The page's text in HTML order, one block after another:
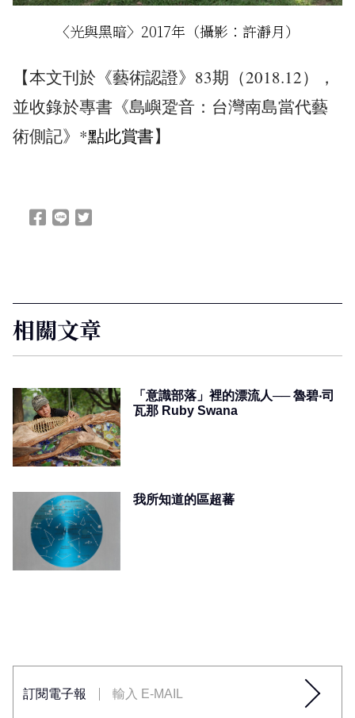
〈光與黑暗〉2017年（攝影：許瀞月）
【本文刊於《藝術認證》83期（2018.12），
並收錄於專書《島嶼跫音：台灣南島當代藝
術側記》*點此賞書】
相關文章
「意識部落」裡的漂流人── 魯碧‧司
瓦那 Ruby Swana
我所知道的區超蕃
訂閱電子報